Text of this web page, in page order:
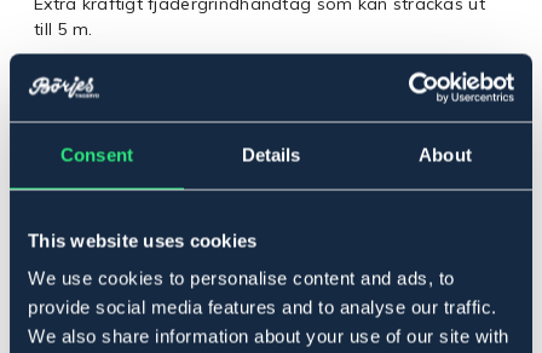
Consent Details About
This website uses cookies
We use cookies to personalise content and ads, to
provide social media features and to analyse our traffic.
We also share information about your use of our site with
till 5 m.
Levereras med 2 st grindisolatorer.
Diameter fjäder: 28 mm.
Art.nr. 15416
Se lager i butik
Recensioner
Om varumärket